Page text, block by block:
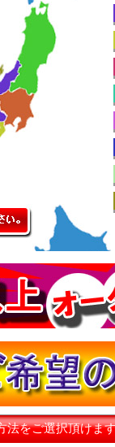
法をご選択頂けま